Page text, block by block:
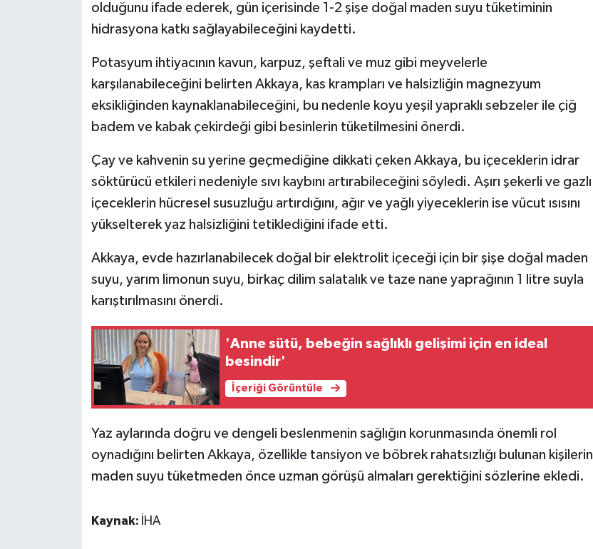
olduğunu ifade ederek, gün içerisinde 1-2 şişe doğal maden suyu tüketiminin
hidrasyona katkı sağlayabileceğini kaydetti.
Potasyum ihtiyacının kavun, karpuz, şeftali ve muz gibi meyvelerle
karşılanabileceğini belirten Akkaya, kas krampları ve halsizliğin magnezyum
eksikliğinden kaynaklanabileceğini, bu nedenle koyu yeşil yapraklı sebzeler ile çiğ
badem ve kabak çekirdeği gibi besinlerin tüketilmesini önerdi.
Çay ve kahvenin su yerine geçmediğine dikkati çeken Akkaya, bu içeceklerin idrar
söktürücü etkileri nedeniyle sıvı kaybını artırabileceğini söyledi. Aşırı şekerli ve gazlı
içeceklerin hücresel susuzluğu artırdığını, ağır ve yağlı yiyeceklerin ise vücut ısısını
yükselterek yaz halsizliğini tetiklediğini ifade etti.
Akkaya, evde hazırlanabilecek doğal bir elektrolit içeceği için bir şişe doğal maden
suyu, yarım limonun suyu, birkaç dilim salatalık ve taze nane yaprağının 1 litre suyla
karıştırılmasını önerdi.
'Anne sütü, bebeğin sağlıklı gelişimi için en ideal
besindir'
İçeriği Görüntüle
Yaz aylarında doğru ve dengeli beslenmenin sağlığın korunmasında önemli rol
oynadığını belirten Akkaya, özellikle tansiyon ve böbrek rahatsızlığı bulunan kişilerin
maden suyu tüketmeden önce uzman görüşü almaları gerektiğini sözlerine ekledi.
Kaynak: İHA
Otomobil
POLİTİKA
SPOR HABERLERİ
TEKNOLOJİ
ÜLKE GÜNDEMİ
Yerel Haberler